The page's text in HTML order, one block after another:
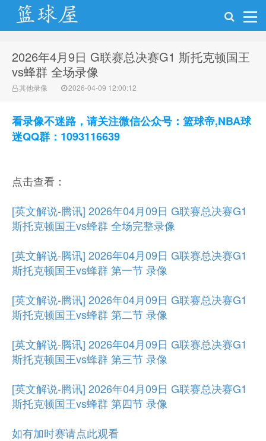
NBA录像网
2026年4月9日 G联赛总决赛G1 斯托克顿国王
vs蜂群 全场录像
其他录像 2026-04-09 12:00:12
看录像不迷路，请关注微信公众号：篮球帝,NBA球
迷QQ群：1093116639
点击查看：
[英文解说-腾讯] 2026年04月09日 G联赛总决赛G1
斯托克顿国王vs蜂群 全场完整录像
[英文解说-腾讯] 2026年04月09日 G联赛总决赛G1
斯托克顿国王vs蜂群 第一节 录像
[英文解说-腾讯] 2026年04月09日 G联赛总决赛G1
斯托克顿国王vs蜂群 第二节 录像
[英文解说-腾讯] 2026年04月09日 G联赛总决赛G1
斯托克顿国王vs蜂群 第三节 录像
[英文解说-腾讯] 2026年04月09日 G联赛总决赛G1
斯托克顿国王vs蜂群 第四节 录像
如有加时赛请点此观看